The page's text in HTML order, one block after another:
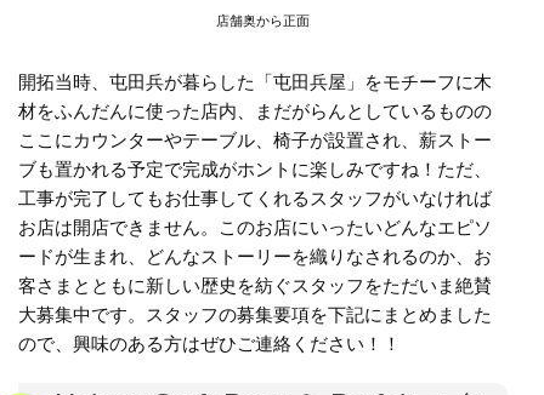
店舗奥から正面
開拓当時、屯田兵が暮らした「屯田兵屋」をモチーフに木
材をふんだんに使った店内、まだがらんとしているものの
ここにカウンターやテーブル、椅子が設置され、薪ストー
ブも置かれる予定で完成がホントに楽しみですね！ただ、
工事が完了してもお仕事してくれるスタッフがいなければ
お店は開店できません。このお店にいったいどんなエピソ
ードが生まれ、どんなストーリーを織りなされるのか、お
客さまとともに新しい歴史を紡ぐスタッフをただいま絶賛
大募集中です。スタッフの募集要項を下記にまとめました
ので、興味のある方はぜひご連絡ください！！